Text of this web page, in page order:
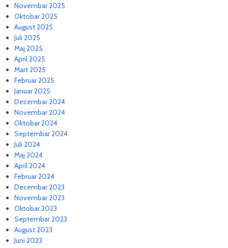
Novembar 2025
Oktobar 2025
August 2025
Juli 2025
Maj 2025
April 2025
Mart 2025
Februar 2025
Januar 2025
Decembar 2024
Novembar 2024
Oktobar 2024
Septembar 2024
Juli 2024
Maj 2024
April 2024
Februar 2024
Decembar 2023
Novembar 2023
Oktobar 2023
Septembar 2023
August 2023
Juni 2023